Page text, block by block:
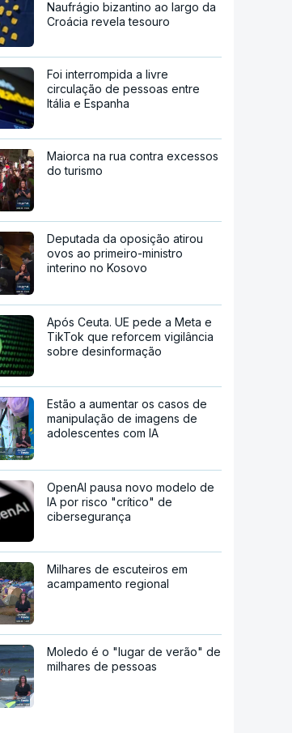
Naufrágio bizantino ao largo da
Croácia revela tesouro
Foi interrompida a livre
circulação de pessoas entre
Itália e Espanha
Maiorca na rua contra excessos
do turismo
Deputada da oposição atirou
ovos ao primeiro-ministro
interino no Kosovo
Após Ceuta. UE pede a Meta e
TikTok que reforcem vigilância
sobre desinformação
Estão a aumentar os casos de
manipulação de imagens de
adolescentes com IA
OpenAI pausa novo modelo de
IA por risco "crítico" de
cibersegurança
Milhares de escuteiros em
acampamento regional
Moledo é o "lugar de verão" de
milhares de pessoas